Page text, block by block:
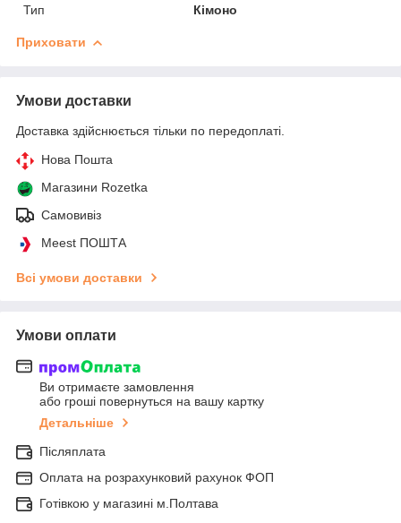
Тип
Кімоно
Приховати
Умови доставки
Доставка здійснюється тільки по передоплаті.
Нова Пошта
Магазини Rozetka
Самовивіз
Meest ПОШТА
Всі умови доставки
Умови оплати
Ви отримаєте замовлення
або гроші повернуться на вашу картку
Детальніше
Післяплата
Оплата на розрахунковий рахунок ФОП
Готівкою у магазині м.Полтава